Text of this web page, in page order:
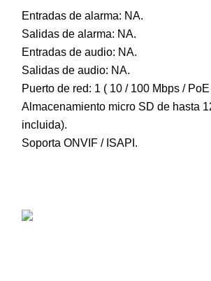
Entradas de alarma: NA.
Salidas de alarma: NA.
Entradas de audio: NA.
Salidas de audio: NA.
Puerto de red: 1 ( 10 / 100 Mbps /
Almacenamiento micro SD de hasta
incluida).
Soporta ONVIF / ISAPI.